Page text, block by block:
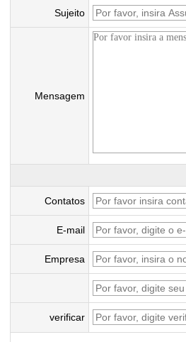
Sujeito
Mensagem
Contatos
E-mail
Empresa
verificar